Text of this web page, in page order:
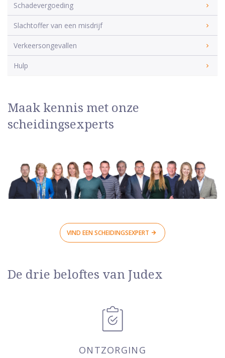
Schadevergoeding
Slachtoffer van een misdrijf
Verkeersongevallen
Hulp
Maak kennis met onze
scheidingsexperts
VIND EEN SCHEIDINGSEXPERT
De drie beloftes van Judex
ONTZORGING